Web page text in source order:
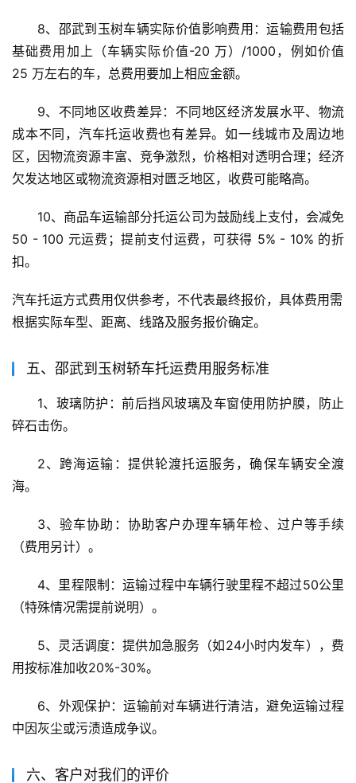
8、邵武到玉树车辆实际价值影响费用：运输费用包括
基础费用加上（车辆实际价值-20 万）/1000，例如价值
25 万左右的车，总费用要加上相应金额。
9、不同地区收费差异：不同地区经济发展水平、物流
成本不同，汽车托运收费也有差异。如一线城市及周边地
区，因物流资源丰富、竞争激烈，价格相对透明合理；经济
欠发达地区或物流资源相对匮乏地区，收费可能略高。
10、商品车运输部分托运公司为鼓励线上支付，会减免
50 - 100 元运费；提前支付运费，可获得 5% - 10% 的折
扣。
汽车托运方式费用仅供参考，不代表最终报价，具体费用需
根据实际车型、距离、线路及服务报价确定。
五、邵武到玉树轿车托运费用服务标准
1、玻璃防护：前后挡风玻璃及车窗使用防护膜，防止
碎石击伤。
2、跨海运输：提供轮渡托运服务，确保车辆安全渡
海。
3、验车协助：协助客户办理车辆年检、过户等手续
（费用另计）。
4、里程限制：运输过程中车辆行驶里程不超过50公里
（特殊情况需提前说明）。
5、灵活调度：提供加急服务（如24小时内发车），费
用按标准加收20%-30%。
6、外观保护：运输前对车辆进行清洁，避免运输过程
中因灰尘或污渍造成争议。
六、客户对我们的评价